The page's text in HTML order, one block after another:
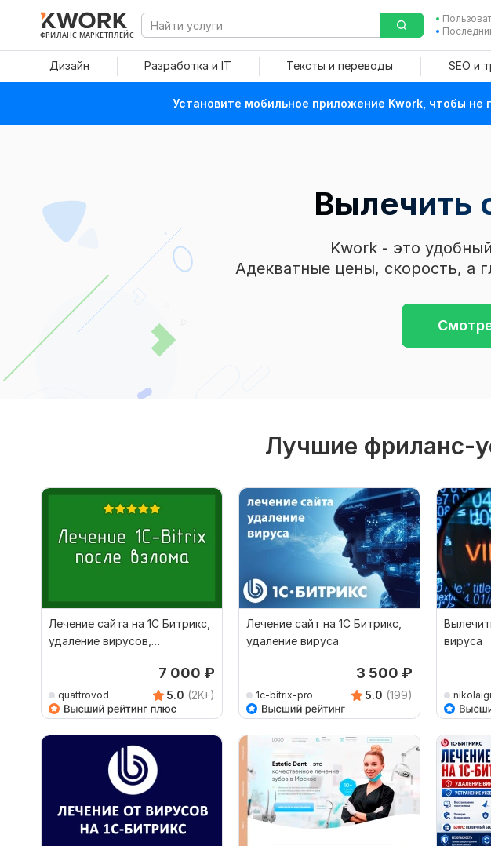
ФРИЛАНС МАРКЕТПЛЕЙС
Дизайн Разработка и IT Тексты и переводы SEO и
Установите мобильное приложение Kwork, чтобы
Вылечить
Kwork - это
Адекватные цены, скорость, а
Лучшие фриланс-
Лечение сайта на 1С Битрикс,
удаление вирусов,
7 000 ₽
quattrovod 5.0 (2K+)
Лечение сайт на 1С Битрикс,
удаление вируса
3 500 ₽
1c-bitrix-pro 5.0 (199)
вируса